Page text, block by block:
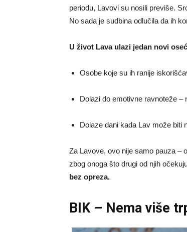
periodu, Lavovi su nosili previše.
No sada je sudbina odlučila da ih
U život Lava ulazi jedan novi
Osobe koje su ih ranije
Dolazi do emotivne ravnoteže
Dolaze dani kada Lav može biti
Za Lavove, ovo nije samo pauza –
zbog onoga što drugi od njih
bez opreza.
BIK – Nema više